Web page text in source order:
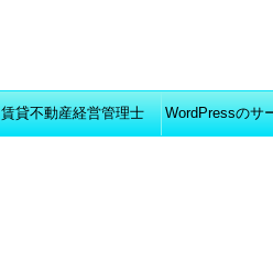
賃貸不動産経営管理士 WordPressのサ